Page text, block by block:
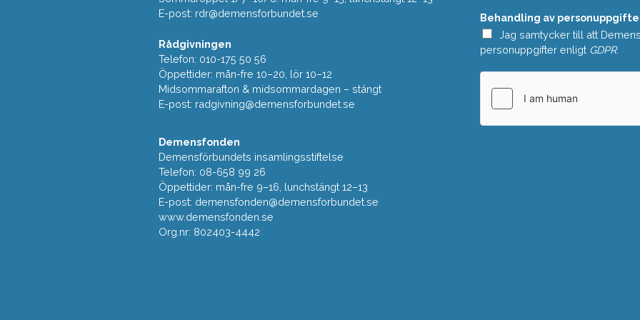
E-post: rdr@demensforbundet.se
Rådgivningen
Telefon: 010-175 50 56
Öppettider: mån-fre 10–20, lör 10–12
Midsommarafton & midsommardagen – stängt
E-post: radgivning@demensforbundet.se
Demensfonden
Demensförbundets insamlingsstiftelse
Telefon: 08-658 99 26
Öppettider: mån-fre 9–16, lunchstängt 12–13
E-post: demensfonden@demensforbundet.se
www.demensfonden.se
Org.nr: 802403-4442
d
e
*
Behandling av
Jag samtycker till att
personuppgifter enligt GDPR.